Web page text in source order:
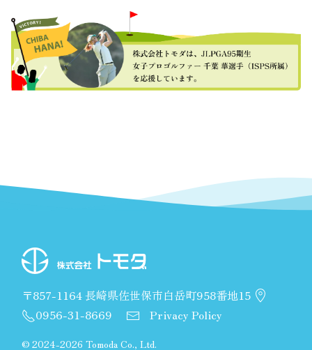
〒857-1164 長崎県佐世保市白岳町958番地15
0956-31-8669
Privacy Policy
© 2024-2026 Tomoda Co., Ltd.